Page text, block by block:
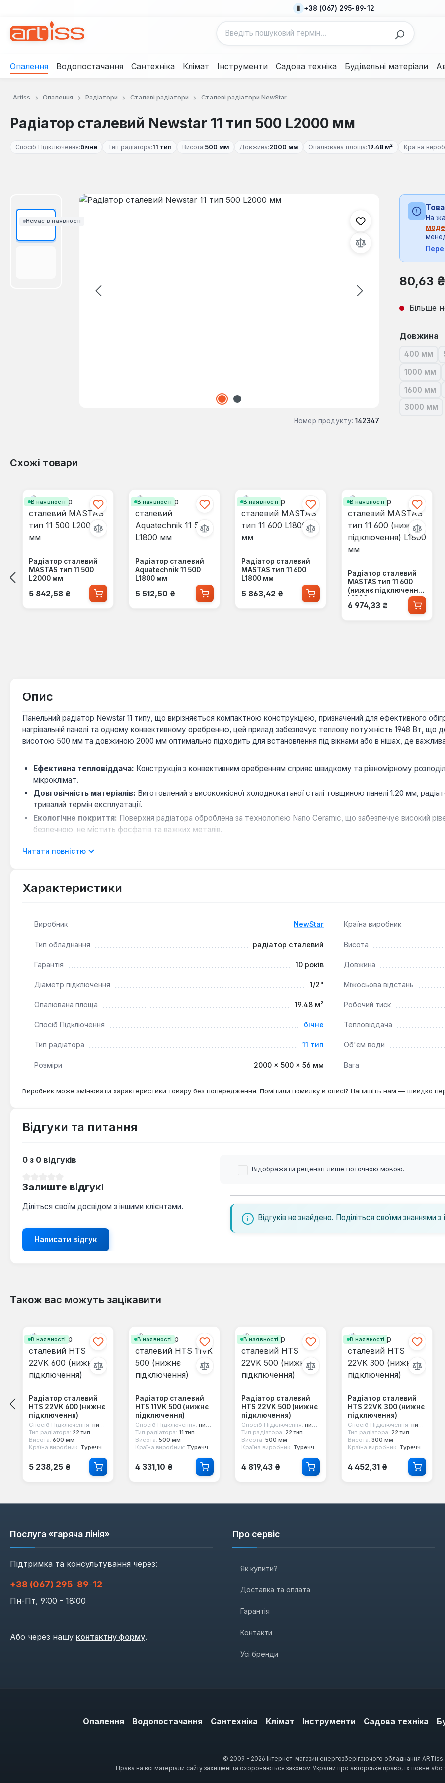
+38 (067) 295-89-12
Опалення Водопостачання Сантехніка Клімат Інструменти Садова техніка Будівельні матеріали
Artiss Опалення Радіатори Сталеві радіатори Сталеві радіатори NewStar
Радіатор сталевий Newstar 11 тип 500 L2000 мм
Спосіб Підключення:бічне Тип радіатора:11 тип Висота:500 мм Довжина:2000 мм Опалювана площа:19.48 м² Країна
Немає в наявності
Пропустити галерею зображень
Номер продукту: 142347
На
Звичайна
80,63 ₴
Більше
Виберіть
Довжина
400 мм
(Ця
1000 мм
(Ця
1600 мм
(Ця
3000 мм
(Ця
Схожі товари
В наявності
Радіатор сталевий
MASTAS тип 11 500
L2000 мм
Звичайна ціна:
5 842,58 ₴
В наявності
Радіатор сталевий
Aquatechnik 11 500
L1800 мм
Звичайна ціна:
5 512,50 ₴
В наявності
Радіатор сталевий
MASTAS тип 11 600
L1800 мм
Звичайна ціна:
5 863,42 ₴
В наявності
Радіатор сталевий
MASTAS тип 11 600
(нижнє підключення)
L1800 мм
Звичайна ціна:
6 974,33 ₴
Опис
Панельний радіатор Newstar 11 типу, що вирізняється компактною конструкцією, призначений для ефективного
нагрівальній панелі та одному конвективному оребренню, цей прилад забезпечує теплову потужність 1948 Вт,
висотою 500 мм та довжиною 2000 мм оптимально підходить для встановлення під вікнами або в нішах, де важлива
Ефективна тепловіддача: Конструкція з конвективним оребренням сприяє швидкому та рівномірному
мікроклімат.
Довговічність матеріалів: Виготовлений з високоякісної холоднокатаної сталі товщиною панелі 1.20 мм,
тривалий термін експлуатації.
Екологічне покриття: Поверхня радіатора оброблена за технологією Nano Ceramic, що забезпечує високий
безпечною, не містить фосфатів та важких металів.
так і автономних.
Цей сталевий радіатор Newstar є універсальним рішенням для створення комфортного мікроклімату в житлових
потрібен ефективний та компактний опалювальний прилад. Він може бути інтегрований як у централізовані, так і в
Читати повністю
Характеристики
Виробник NewStar Країна виробник
Тип обладнання радіатор сталевий Висота
Гарантія 10 років Довжина
Діаметр підключення 1/2" Міжосьова відстань
Опалювана площа 19.48 м² Робочий тиск
Спосіб Підключення бічне Тепловіддача
Тип радіатора 11 тип Об'єм води
Розміри 2000 × 500 × 56 мм Вага
Виробник може змінювати характеристики товару без попередження. Помітили помилку в описі? Напишіть нам — швидко
Відгуки та питання
0 з 0 відгуків
Залиште відгук!
Діліться своїм досвідом з іншими клієнтами.
Написати відгук
Відображати рецензії лише поточною мовою.
Відгуків не знайдено. Поділіться своїми знаннями з
Також вас можуть зацікавити
В наявності
Радіатор сталевий
HTS 22VK 600 (нижнє
підключення)
Спосіб Підключення: нижнє
Тип радіатора: 22 тип
Висота: 600 мм
Країна виробник: Туреччина
Звичайна ціна:
5 238,25 ₴
В наявності
Радіатор сталевий
HTS 11VK 500 (нижнє
підключення)
Спосіб Підключення: нижнє
Тип радіатора: 11 тип
Висота: 500 мм
Країна виробник: Туреччина
Звичайна ціна:
4 331,10 ₴
В наявності
Радіатор сталевий
HTS 22VK 500 (нижнє
підключення)
Спосіб Підключення: нижнє
Тип радіатора: 22 тип
Висота: 500 мм
Країна виробник: Туреччина
Звичайна ціна:
4 819,43 ₴
В наявності
Радіатор сталевий
HTS 22VK 300 (нижнє
підключення)
Спосіб Підключення: нижнє
Тип радіатора: 22 тип
Висота: 300 мм
Країна виробник: Туреччина
Звичайна ціна:
4 452,31 ₴
Послуга «гаряча лінія»
Підтримка та консультування через:
+38 (067) 295‑89‑12
Пн-Пт, 9:00 - 18:00
Або через нашу контактну форму.
Про сервіс
Як купити?
Доставка та оплата
Гарантія
Контакти
Усі бренди
Опалення Водопостачання Сантехніка Клімат Інструменти Садова техніка
© 2009 - 2026 Інтернет-магазин енергозберігаючого обладнання ARTiss.
Права на всі матеріали сайту захищені та охороняються законом України про авторське право, їх повне